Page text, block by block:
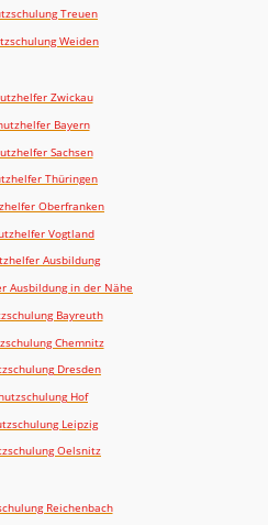
Treuen
Weiden
Zwickau
Bayern
Sachsen
Thüringen
Oberfranken
Vogtland
Ausbildung
Ausbildung in der Nähe
Bayreuth
Chemnitz
Dresden
Hof
Leipzig
Oelsnitz
Reichenbach